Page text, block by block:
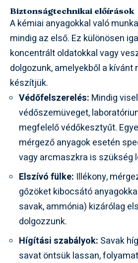
Biztonságtechnikai előírások
A kémiai anyagokkal való
mindig az első. Ez különösen
koncentrált oldatokkal vagy
dolgozunk, amelyekből a
készítjük.
Védőfelszerelés: Mindig
védőszemüveget,
megfelelő védőkesztyűt.
mérgező anyagok esetén
vagy arcmaszkra is szükség
Elszívó fülke: Illékony,
gőzöket kibocsátó
savak, ammónia) kizárólag
dolgozzunk.
Hígítási szabályok: Savak
savat öntsük lassan,